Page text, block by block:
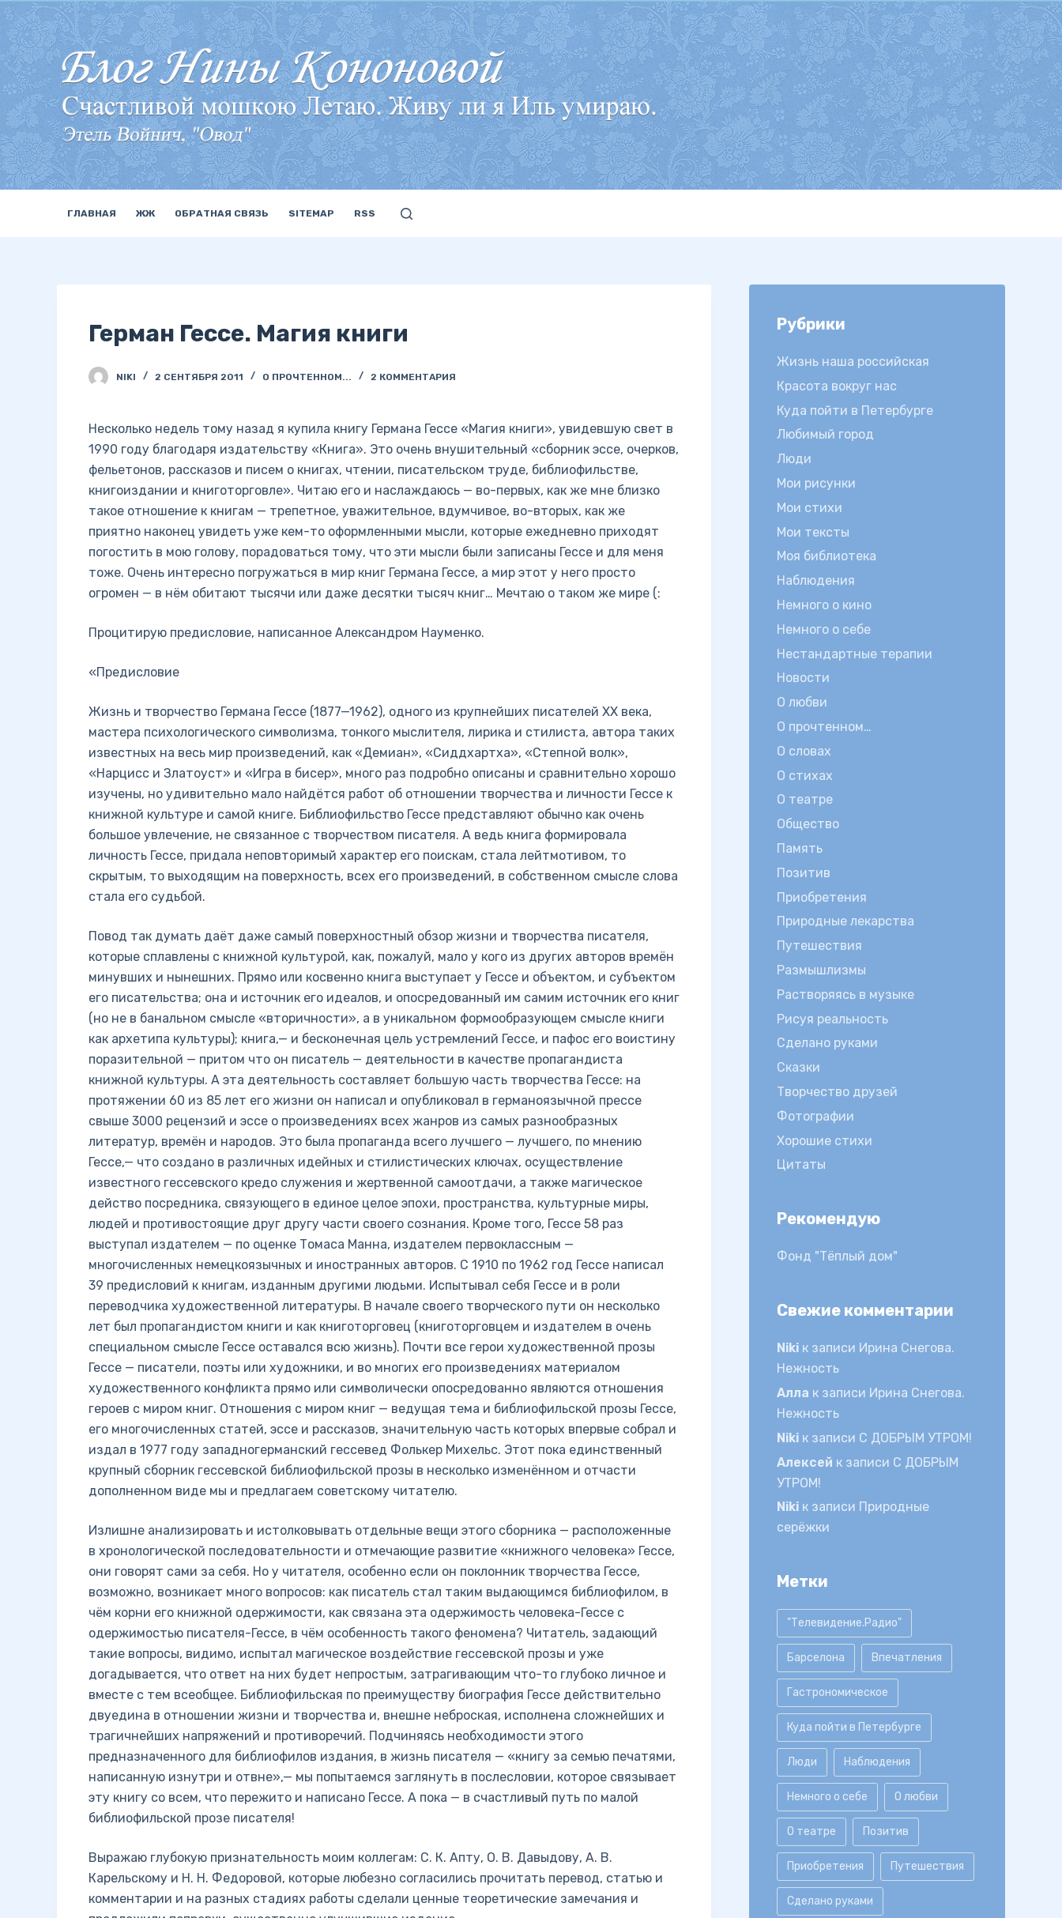
П
е
р
е
й
т
и
к
с
ГЛАВНАЯ ЖЖ ОБРАТНАЯ СВЯЗЬ SITEMAP RSS
Герман Гессе. Магия книги
NIKI 2 СЕНТЯБРЯ 2011 О ПРОЧТЕННОМ... 2 КОММЕНТАРИЯ
Несколько недель тому назад я купила книгу Германа Гессе «Магия книги», увидевшую свет в
1990 году благодаря издательству «Книга». Это очень внушительный «сборник эссе, очерков,
фельетонов, рассказов и писем о книгах, чтении, писательском труде, библиофильстве,
книгоиздании и книготорговле». Читаю его и наслаждаюсь — во-первых, как же мне близко
такое отношение к книгам — трепетное, уважительное, вдумчивое, во-вторых, как же
приятно наконец увидеть уже кем-то оформленными мысли, которые ежедневно приходят
погостить в мою голову, порадоваться тому, что эти мысли были записаны Гессе и для меня
тоже. Очень интересно погружаться в мир книг Германа Гессе, а мир этот у него просто
огромен — в нём обитают тысячи или даже десятки тысяч книг… Мечтаю о таком же мире (:
Процитирую предисловие, написанное Александром Науменко.
«Предисловие
Жизнь и творчество Германа Гессе (1877—1962), одного из крупнейших писателей XX века,
мастера психологического символизма, тонкого мыслителя, лирика и стилиста, автора таких
известных на весь мир произведений, как «Демиан», «Сиддхартха», «Степной волк»,
«Нарцисс и Златоуст» и «Игра в бисер», много раз подробно описаны и сравнительно хорошо
изучены, но удивительно мало найдётся работ об отношении творчества и личности Гессе к
книжной культуре и самой книге. Библиофильство Гессе представляют обычно как очень
большое увлечение, не связанное с творчеством писателя. А ведь книга формировала
личность Гессе, придала неповторимый характер его поискам, стала лейтмотивом, то
скрытым, то выходящим на поверхность, всех его произведений, в собственном смысле слова
стала его судьбой.
Повод так думать даёт даже самый поверхностный обзор жизни и творчества писателя,
которые сплавлены с книжной культурой, как, пожалуй, мало у кого из других авторов времён
минувших и нынешних. Прямо или косвенно книга выступает у Гессе и объектом, и субъектом
его писательства; она и источник его идеалов, и опосредованный им самим источник его книг
(но не в банальном смысле «вторичности», а в уникальном формообразующем смысле книги
как архетипа культуры); книга,— и бесконечная цель устремлений Гессе, и пафос его воистину
поразительной — притом что он писатель — деятельности в качестве пропагандиста
книжной культуры. А эта деятельность составляет большую часть творчества Гессе: на
протяжении 60 из 85 лет его жизни он написал и опубликовал в германоязычной прессе
свыше 3000 рецензий и эссе о произведениях всех жанров из самых разнообразных
литератур, времён и народов. Это была пропаганда всего лучшего — лучшего, по мнению
Гессе,— что создано в различных идейных и стилистических ключах, осуществление
известного гессевского кредо служения и жертвенной самоотдачи, а также магическое
действо посредника, связующего в единое целое эпохи, пространства, культурные миры,
людей и противостоящие друг другу части своего сознания. Кроме того, Гессе 58 раз
выступал издателем — по оценке Томаса Манна, издателем первоклассным —
многочисленных немецкоязычных и иностранных авторов. С 1910 по 1962 год Гессе написал
39 предисловий к книгам, изданным другими людьми. Испытывал себя Гессе и в роли
переводчика художественной литературы. В начале своего творческого пути он несколько
лет был пропагандистом книги и как книготорговец (книготорговцем и издателем в очень
специальном смысле Гессе оставался всю жизнь). Почти все герои художественной прозы
Гессе — писатели, поэты или художники, и во многих его произведениях материалом
художественного конфликта прямо или символически опосредованно являются отношения
героев с миром книг. Отношения с миром книг — ведущая тема и библиофильской прозы Гессе,
его многочисленных статей, эссе и рассказов, значительную часть которых впервые собрал и
издал в 1977 году западногерманский гессевед Фолькер Михельс. Этот пока единственный
крупный сборник гессевской библиофильской прозы в несколько изменённом и отчасти
дополненном виде мы и предлагаем советскому читателю.
Излишне анализировать и истолковывать отдельные вещи этого сборника — расположенные
в хронологической последовательности и отмечающие развитие «книжного человека» Гессе,
они говорят сами за себя. Но у читателя, особенно если он поклонник творчества Гессе,
возможно, возникает много вопросов: как писатель стал таким выдающимся библиофилом, в
чём корни его книжной одержимости, как связана эта одержимость человека-Гессе с
одержимостью писателя-Гессе, в чём особенность такого феномена? Читатель, задающий
такие вопросы, видимо, испытал магическое воздействие гессевской прозы и уже
догадывается, что ответ на них будет непростым, затрагивающим что-то глубоко личное и
вместе с тем всеобщее. Библиофильская по преимуществу биография Гессе действительно
двуедина в отношении жизни и творчества и, внешне неброская, исполнена сложнейших и
трагичнейших напряжений и противоречий. Подчиняясь необходимости этого
предназначенного для библиофилов издания, в жизнь писателя — «книгу за семью печатями,
написанную изнутри и отвне»,— мы попытаемся заглянуть в послесловии, которое связывает
эту книгу со всем, что пережито и написано Гессе. А пока — в счастливый путь по малой
библиофильской прозе писателя!
Выражаю глубокую признательность моим коллегам: С. К. Апту, О. В. Давыдову, А. В.
Карельскому и Н. Н. Федоровой, которые любезно согласились прочитать перевод, статью и
комментарии и на разных стадиях работы сделали ценные теоретические замечания и
Рубрики
Жизнь наша российская
Красота вокруг нас
Куда пойти в Петербурге
Любимый город
Люди
Мои рисунки
Мои стихи
Мои тексты
Моя библиотека
Наблюдения
Немного о кино
Немного о себе
Нестандартные терапии
Новости
О любви
О прочтенном…
О словах
О стихах
О театре
Общество
Память
Позитив
Приобретения
Природные лекарства
Путешествия
Размышлизмы
Растворяясь в музыке
Рисуя реальность
Сделано руками
Сказки
Творчество друзей
Фотографии
Хорошие стихи
Цитаты
Рекомендую
Фонд "Тёплый дом"
Свежие комментарии
Niki к записи Ирина Снегова.
Нежность
Алла к записи Ирина Снегова.
Нежность
Niki к записи С ДОБРЫМ УТРОМ!
Алексей к записи С ДОБРЫМ
УТРОМ!
Niki к записи Природные
серёжки
Метки
"Телевидение.Радио"
Барселона Впечатления
Гастрономическое
Куда пойти в Петербурге
Люди Наблюдения
Немного о себе О любви
О театре Позитив
Приобретения Путешествия
Сделано руками